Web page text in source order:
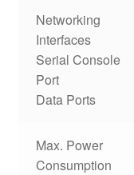
Networking
Interfaces
Serial Console
Port
Data Ports
Max. Power
Consumption